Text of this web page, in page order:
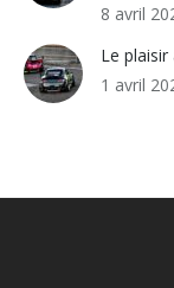
8 avril
Le
1 avril